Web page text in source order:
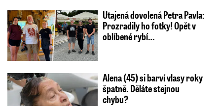
Utajená dovolená Petra Pavla:
Prozradily ho fotky! Opět v
oblíbené rybí…
Alena (45) si barví vlasy roky
špatně. Děláte stejnou
chybu?